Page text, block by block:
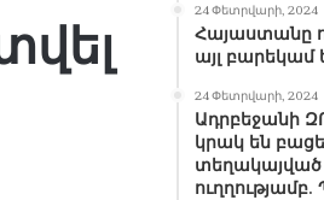
24 Փետրվարի, 2024
Հայաստանը
այլ բարեկամ
24 Փետրվարի, 2024
Ադրբեջանի
կրակ են
տեղակայված
ուղղությամբ.